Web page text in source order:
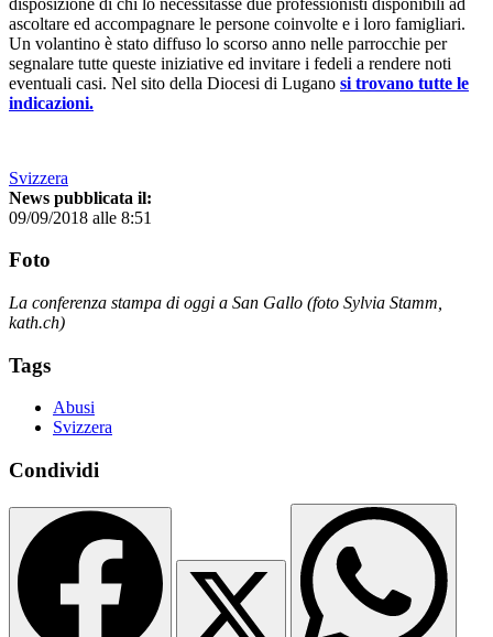
ascoltare ed accompagnare le persone coinvolte e i loro famigliari.
Un volantino è stato diffuso lo scorso anno nelle parrocchie per
segnalare tutte queste iniziative ed invitare i fedeli a rendere noti
eventuali casi. Nel sito della Diocesi di Lugano si trovano tutte le
indicazioni.
Svizzera
News pubblicata il:
09/09/2018 alle 8:51
Foto
La conferenza stampa di oggi a San Gallo (foto Sylvia Stamm,
kath.ch)
Tags
Abusi
Svizzera
Condividi